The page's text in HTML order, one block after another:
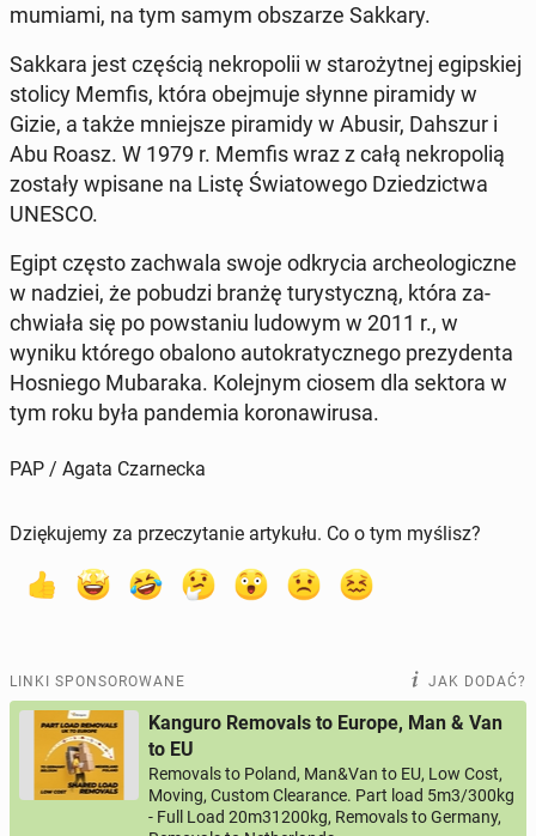
mumiami, na tym samym ob­sza­rze Sakkary.
Sakkara jest częścią ne­kro­po­lii w sta­ro­żyt­nej egip­skiej
stolicy Memfis, która obej­mu­je słynne pi­ra­mi­dy w
Gizie, a także mniej­sze pi­ra­mi­dy w Abusir, Dahszur i
Abu Roasz. W 1979 r. Memfis wraz z całą ne­kro­po­lią
zostały wpisane na Listę Świa­to­we­go Dzie­dzic­twa
UNESCO.
Egipt często za­chwa­la swoje od­kry­cia ar­che­olo­gicz­ne
w nadziei, że pobudzi branżę tu­ry­stycz­ną, która za­
chwia­ła się po po­wsta­niu ludowym w 2011 r., w
wyniku którego obalono au­to­kra­tycz­ne­go pre­zy­den­ta
Ho­snie­go Mu­ba­ra­ka. Ko­lej­nym ciosem dla sektora w
tym roku była pan­de­mia ko­ro­na­wi­ru­sa.
PAP / Agata Czarnecka
Dziękujemy za przeczytanie artykułu. Co o tym myślisz?
LINKI SPONSOROWANE JAK DODAĆ?
Kanguro Removals to Europe, Man & Van
to EU
Removals to Poland, Man&Van to EU, Low Cost,
Moving, Custom Clearance. Part load 5m3/300kg
- Full Load 20m31200kg, Removals to Germany,